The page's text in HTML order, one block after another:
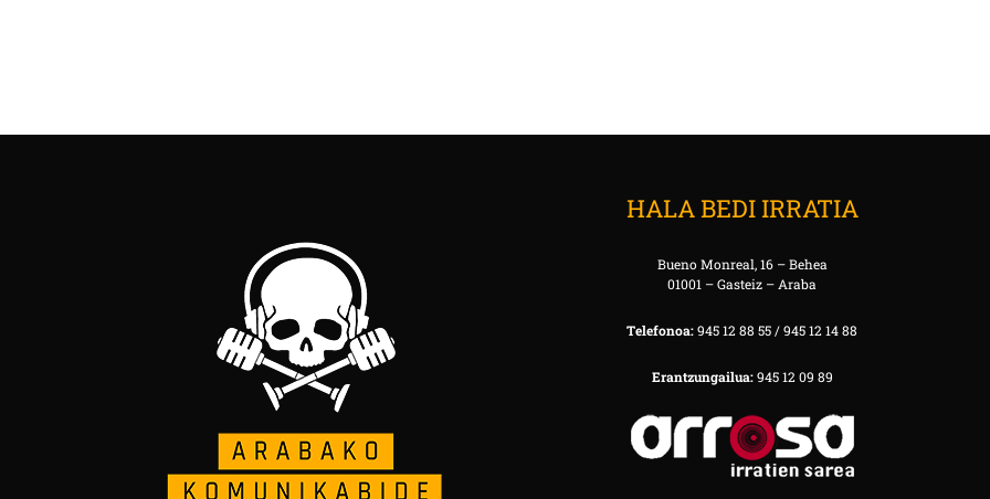
HALA BEDI IRRATIA
Bueno Monreal, 16 – Behea
01001 – Gasteiz – Araba
Telefonoa:945 12 88 55 / 945 12 14 88
Erantzungailua:945 12 09 89